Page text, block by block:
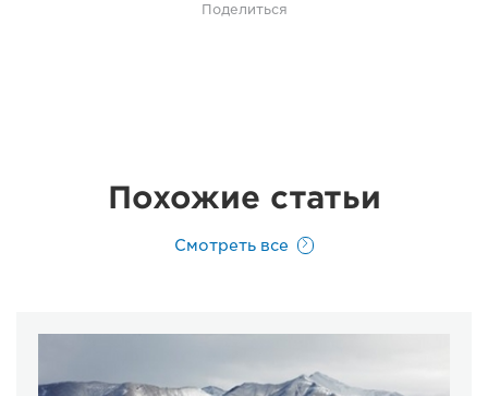
Поделиться
Похожие статьи
Смотреть все